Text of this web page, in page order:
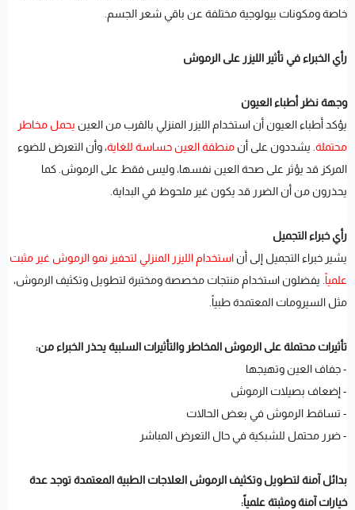
خاصة ومكونات بيولوجية مختلفة عن باقي شعر الجسم.
رأي الخبراء في تأثير الليزر على الرموش
وجهة نظر أطباء العيون
يؤكد أطباء العيون أن استخدام الليزر المنزلي بالقرب من العين يحمل مخاطر
محتملة. يشددون على أن منطقة العين حساسة للغاية، وأن التعرض للضوء
المركز قد يؤثر على صحة العين نفسها، وليس فقط على الرموش. كما
يحذرون من أن الضرر قد يكون غير ملحوظ في البداية.
رأي خبراء التجميل
يشير خبراء التجميل إلى أن استخدام الليزر المنزلي لتحفيز نمو الرموش غير مثبت
علمياً. يفضلون استخدام منتجات مخصصة ومختبرة لتطويل وتكثيف الرموش،
مثل السيرومات المعتمدة طبياً.
تأثيرات محتملة على الرموش المخاطر والتأثيرات السلبية يحذر الخبراء من:
- جفاف العين وتهيجها
- إضعاف بصيلات الرموش
- تساقط الرموش في بعض الحالات
- ضرر محتمل للشبكية في حال التعرض المباشر
بدائل آمنة لتطويل وتكثيف الرموش العلاجات الطبية المعتمدة توجد عدة
خيارات آمنة ومثبتة علمياً: